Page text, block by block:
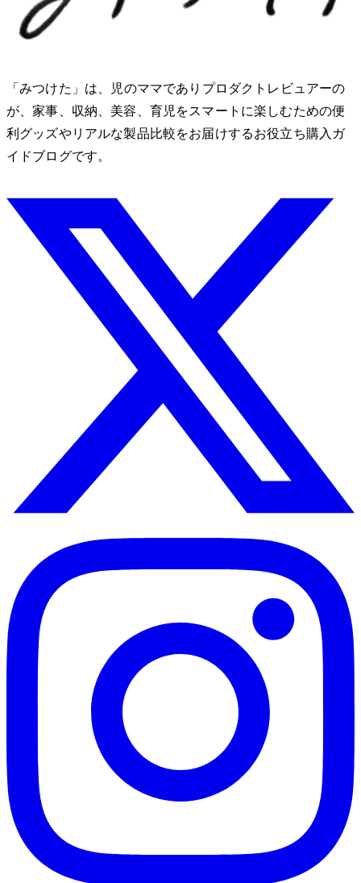
「みつけた」は、2児のママでありプロダクトレビュアーのMio
が、家事、収納、美容、育児をスマートに楽しむための便
利グッズやリアルな製品比較をお届けするお役立ち購入ガ
イドブログです。